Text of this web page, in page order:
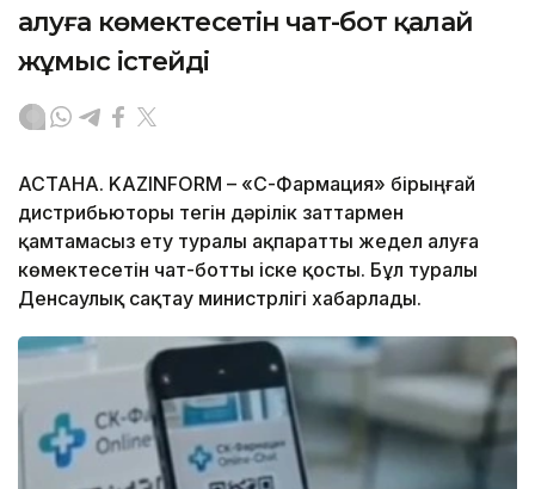
алуға көмектесетін чат-бот қалай
жұмыс істейді
АСТАНА. KAZINFORM – «СҚ-Фармация» бірыңғай
дистрибьюторы тегін дәрілік заттармен
қамтамасыз ету туралы ақпаратты жедел алуға
көмектесетін чат-ботты іске қосты. Бұл туралы
Денсаулық сақтау министрлігі хабарлады.